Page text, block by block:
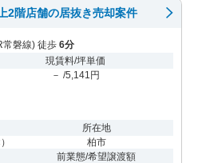
2階店舗の居抜き売却案件
常磐線) 徒歩 6分
現賃料/坪単価
－ /5,141円
）
所在地
柏市
前業態/希望譲渡額